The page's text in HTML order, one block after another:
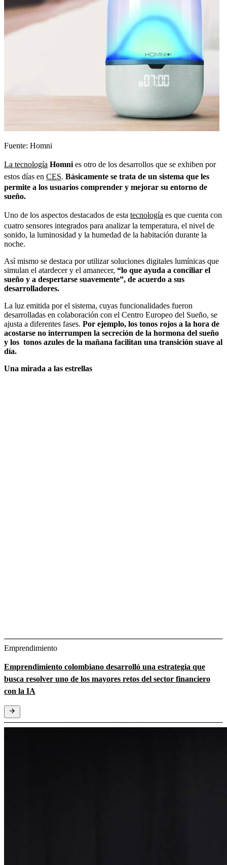
Fuente: Homni
La tecnología Homni es otro de los desarrollos que se exhiben por
estos días en CES. Básicamente se trata de un sistema que les
permite a los usuarios comprender y mejorar su entorno de
sueño.
Uno de los aspectos destacados de esta tecnología es que cuenta con
cuatro sensores integrados para analizar la temperatura, el nivel de
sonido, la luminosidad y la humedad de la habitación durante la
noche.
Así mismo se destaca por utilizar soluciones digitales lumínicas que
simulan el atardecer y el amanecer, “lo que ayuda a conciliar el
sueño y a despertarse suavemente”, de acuerdo a sus
desarrolladores.
La luz emitida por el sistema, cuyas funcionalidades fueron
desarrolladas en colaboración con el Centro Europeo del Sueño, se
ajusta a diferentes fases. Por ejemplo, los tonos rojos a la hora de
acostarse no interrumpen la secreción de la hormona del sueño
y los tonos azules de la mañana facilitan una transición suave al
día.
Una mirada a las estrellas
Emprendimiento
Emprendimiento colombiano desarrolló una estrategia que
busca resolver uno de los mayores retos del sector financiero
con la IA